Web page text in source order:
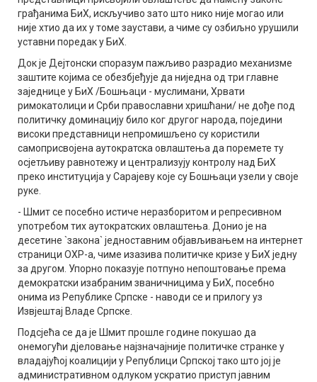
грађанима БиХ, искључиво зато што нико није могао или
није хтио да их у томе заустави, а чиме су озбиљно урушили
уставни поредак у БиХ.
Док је Дејтонски споразум пажљиво разрадио механизме
заштите којима се обезбјеђује да ниједна од три главне
заједнице у БиХ /Бошњаци - муслимани, Хрвати
римокатолици и Срби православни хришћани/ не дође под
политичку доминацију било ког другог народа, поједини
високи представници непромишљено су користили
самоприсвојена аутократска овлаштења да поремете ту
осјетљиву равнотежу и централизују контролу над БиХ
преко институција у Сарајеву које су Бошњаци узели у своје
руке.
- Шмит се посебно истиче неразборитом и репресивном
употребом тих аутократских овлаштења. Донио је на
десетине `закона` једноставним објављивањем на интернет
страници ОХР-а, чиме изазива политичке кризе у БиХ једну
за другом. Упорно показује потпуно непоштовање према
демократски изабраним званичницима у БиХ, посебно
онима из Републике Српске - наводи се и прилогу уз
Извјештај Владе Српске.
Подсјећа се да је Шмит прошле године покушао да
онемогући дјеловање најзначајније политичке странке у
владајућој коалицији у Републици Српској тако што јој је
административном одлуком ускратио приступ јавним